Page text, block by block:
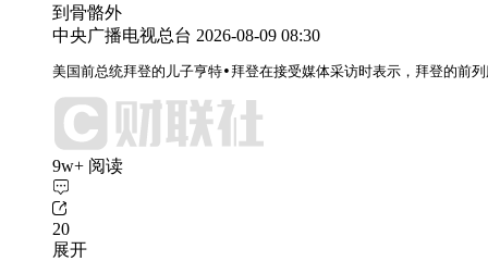
到骨骼外
中央广播电视总台 2026-08-09 08:30
美国前总统拜登的儿子亨特•拜登在接受媒体采访时表示，拜登的前
9w+ 阅读
20
展开